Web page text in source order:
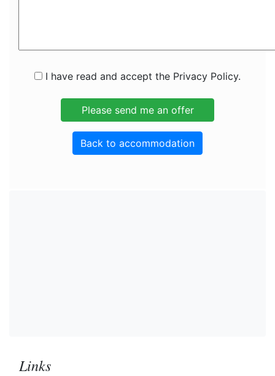
I have read and accept the Privacy Policy.
Back to accommodation
Links